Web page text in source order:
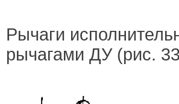
Рычаги
рычагами ДУ (рис.